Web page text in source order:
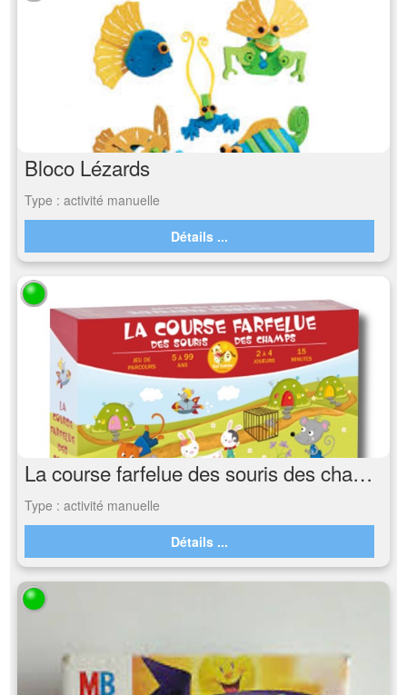
Bloco Lézards
Type : activité manuelle
Détails ...
La course farfelue des souris des champs
Type : activité manuelle
Détails ...